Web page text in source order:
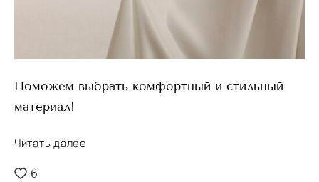
Поможем выбрать комфортный и стильный
материал!
Читать далее
6